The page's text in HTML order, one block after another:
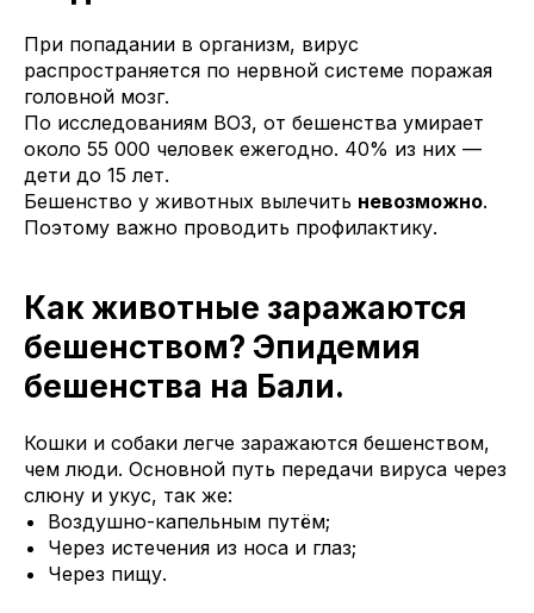
При попадании в организм, вирус
распространяется по нервной системе поражая
головной мозг.
По исследованиям ВОЗ, от бешенства умирает
около 55 000 человек ежегодно. 40% из них —
дети до 15 лет.
Бешенство у животных вылечить невозможно.
Поэтому важно проводить профилактику.
Как животные заражаются
бешенством? Эпидемия
бешенства на Бали.
Кошки и собаки легче заражаются бешенством,
чем люди. Основной путь передачи вируса через
слюну и укус, так же:
Воздушно-капельным путём;
Через истечения из носа и глаз;
Через пищу.